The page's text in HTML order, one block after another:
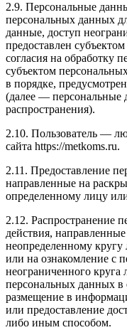
2.9. Персональные
персональных данных
данные, доступ
предоставлен
согласия на обработку
субъектом
в порядке,
(далее — персональные
распространения).
2.10. Пользователь —
сайта https://metkoms.ru.
2.11. Предоставление
направленные на
определенному лицу
2.12. Распространение
действия,
неопределенному
или на ознакомление с
неограниченного круга
персональных данных в
размещение в
или предоставление
либо иным способом.